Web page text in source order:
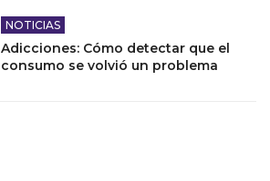
NOTICIAS
Adicciones: Cómo detectar que el
consumo se volvió un problema